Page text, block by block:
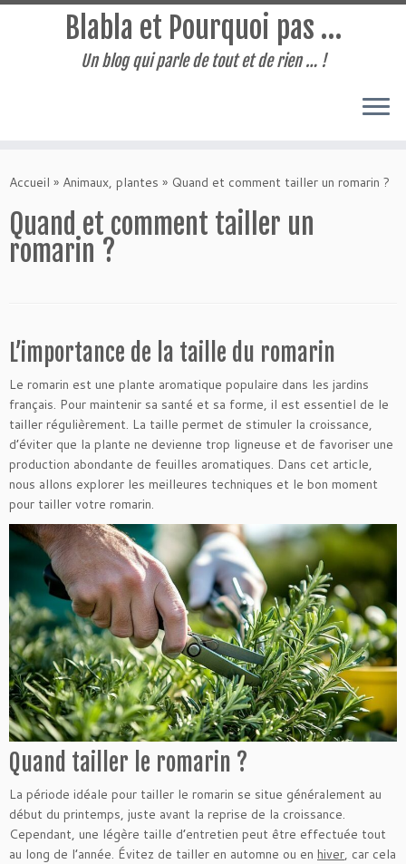
au
Blabla et Pourquoi pas …
Un blog qui parle de tout et de rien … !
Accueil » Animaux, plantes » Quand et comment tailler un romarin ?
Quand et comment tailler un
romarin ?
L’importance de la taille du romarin
Le romarin est une plante aromatique populaire dans les jardins
français. Pour maintenir sa santé et sa forme, il est essentiel de le
tailler régulièrement. La taille permet de stimuler la croissance,
d’éviter que la plante ne devienne trop ligneuse et de favoriser une
production abondante de feuilles aromatiques. Dans cet article,
nous allons explorer les meilleures techniques et le bon moment
pour tailler votre romarin.
Quand tailler le romarin ?
La période idéale pour tailler le romarin se situe généralement au
début du printemps, juste avant la reprise de la croissance.
Cependant, une légère taille d’entretien peut être effectuée tout
au long de l’année. Évitez de tailler en automne ou en hiver, car cela